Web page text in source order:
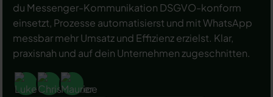
du Messenger-Kommunikation DSGVO-konform
einsetzt, Prozesse automatisierst und mit WhatsApp
messbar mehr Umsatz und Effizienz erzielst. Klar,
praxisnah und auf dein Unternehmen zugeschnitten.